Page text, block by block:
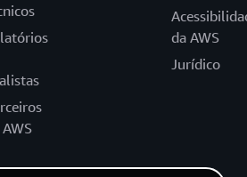
da AWS
Jurídico